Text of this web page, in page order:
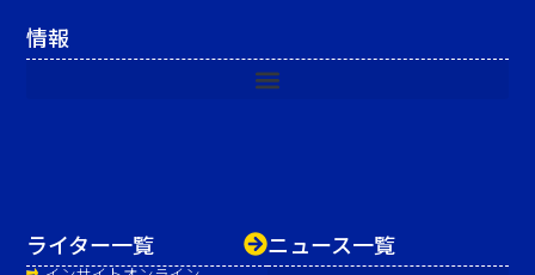
ニュース一覧
ライター一覧
情報